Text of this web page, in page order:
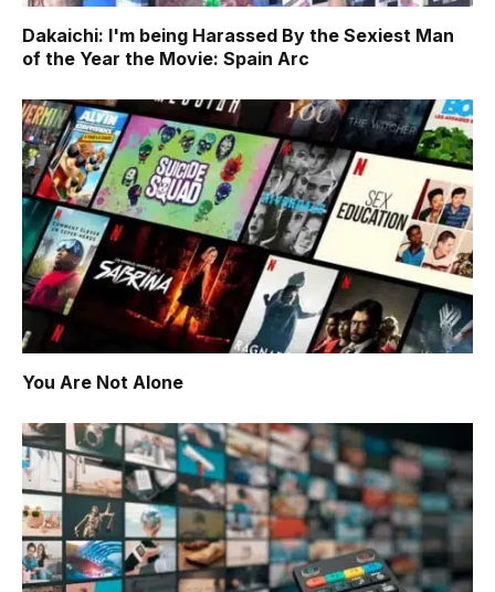
Dakaichi: I'm being Harassed By the Sexiest Man
of the Year the Movie: Spain Arc
You Are Not Alone